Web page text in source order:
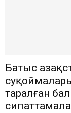
Батыс
таралған